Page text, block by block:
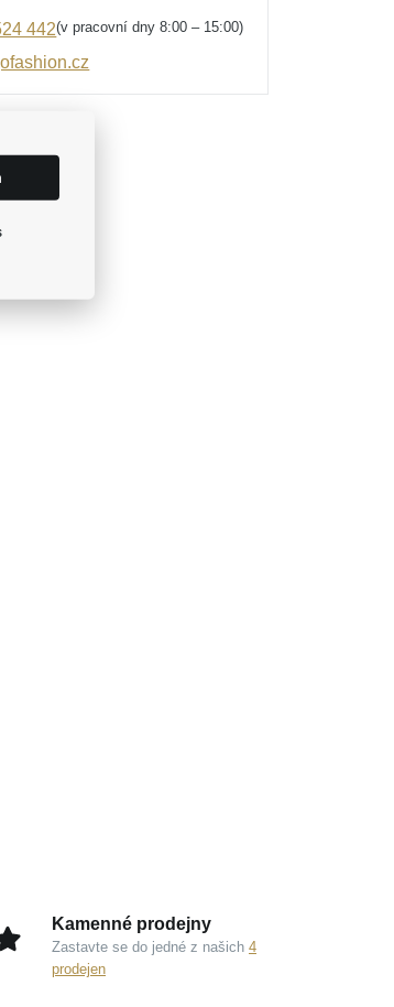
442(v pracovní dny 8:00 – 15:00)
Kamenné prodejny
Zastavte se do jedné z našich 4
prodejen